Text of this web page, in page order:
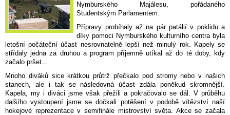
Nymburského Majálesu, pořádaného
Studentským Parlamentem.
Přípravy probíhaly až na pár patálií v poklidu a
díky pomoci Nymburského kulturního centra byla
letošní počáteční účast nesrovnatelně lepší než minulý rok. Kapely se
střídaly jedna za druhou a program příjemně utíkal až do té doby, kdy
začalo pršet...
Mnoho diváků sice krátkou průtrž přečkalo pod stromy nebo v našich
stanech, ale i tak se následovná účast zdála poněkud skromnější.
Kapela, my i diváci jsme však přežili a pokračovalo se dál. V průběhu
dalšího vystoupení jsme se dočkali potěšení v podobě vítězství naší
hokejové reprezentace v semifinále mistrovství světa. Akce se začala